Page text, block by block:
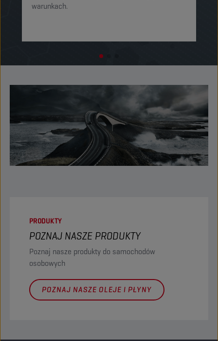
warunkach.
PRODUKTY
POZNAJ NASZE PRODUKTY
Poznaj nasze produkty do samochodów
osobowych
POZNAJ NASZE OLEJE I PŁYNY